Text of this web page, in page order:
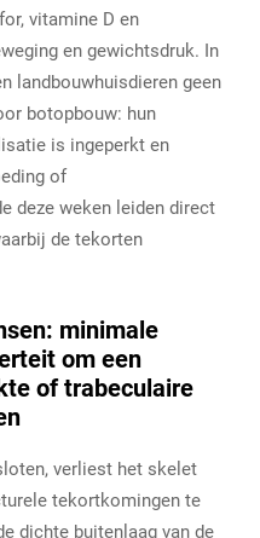
vitamine D en
en gewichtsdruk. In
landbouwhuisdieren geen
botopbouw: hun
is ingeperkt en
of
deze weken leiden direct
de tekorten
minimale
om een
of trabeculaire
verliest het skelet
tekortkomingen te
dichte buitenlaag van de